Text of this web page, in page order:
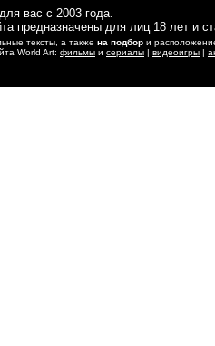
вас с 2003 года.
предназначены для лиц 18 лет и
тексты, а также на подбор и
World Art: фильмы и сериалы | видеоигры |